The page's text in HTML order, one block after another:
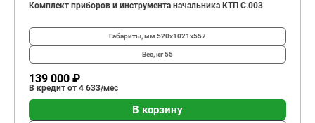
Комплект приборов и инструмента начальника КТП C.003
Габариты, мм 520х1021х557
Вес, кг55
139 000 ₽
В кредит от 4 633/мес
В корзину